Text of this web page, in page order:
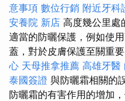
意事項 數位行銷 附近牙科
安養院 新店 高度幾公里處
適當的防曬保護，例如使
蓋，對於皮膚保護至關重要
心 天母推拿推薦 高雄牙醫
泰國簽證 與防曬霜相關的
防曬霜的有害作用的增加